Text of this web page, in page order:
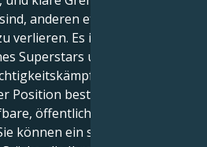
anderen etwas zu geben
verlieren. Es ist ein Kampf
Superstars und dem eines
Position besteht darin, Ihre
öffentliche Kraft für das
können ein stiller Anführer